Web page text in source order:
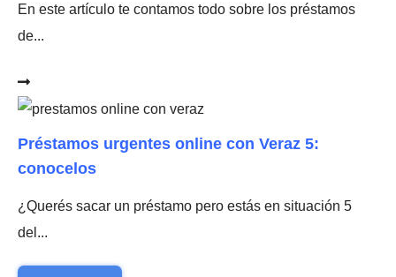
En este artículo te contamos todo sobre los préstamos
de...
Préstamos urgentes online con Veraz 5:
conocelos
¿Querés sacar un préstamo pero estás en situación 5
del...